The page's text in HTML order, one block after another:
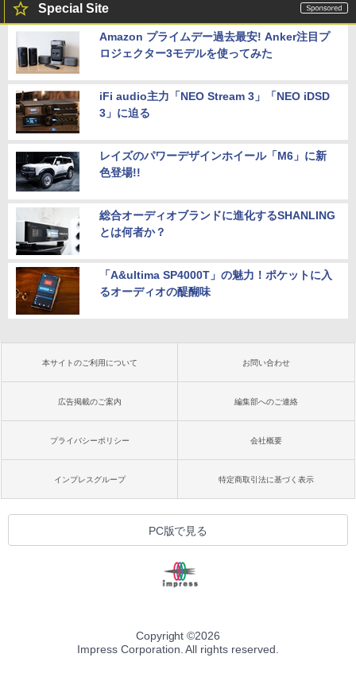
Special Site
Amazon プライムデー過去最安! Anker注目プ
ロジェクター3モデルを使ってみた
iFi audio主力「NEO Stream 3」「NEO iDSD
3」に迫る
レイズのパワーデザインホイール「M6」に新
色登場!!
総合オーディオブランドに進化するSHANLING
とは何者か？
「A&ultima SP4000T」の魅力！ポケットに入
るオーディオの醍醐味
本サイトのご利用について お問い合わせ
広告掲載のご案内 編集部へのご連絡
プライバシーポリシー 会社概要
インプレスグループ 特定商取引法に基づく表示
PC版で見る
Copyright ©2026
Impress Corporation. All rights reserved.